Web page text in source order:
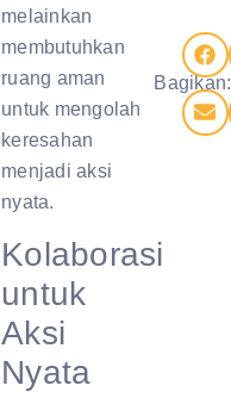
melainkan
membutuhkan
ruang aman
untuk mengolah
keresahan
menjadi aksi
nyata.
Kolaborasi
untuk
Aksi
Nyata
Bagikan: